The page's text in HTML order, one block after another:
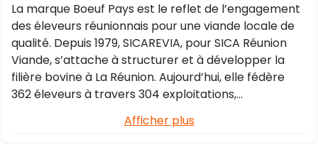
La marque Boeuf Pays est le reflet de l’engagement
des éleveurs réunionnais pour une viande locale de
qualité. Depuis 1979, SICAREVIA, pour SICA Réunion
Viande, s’attache à structurer et à développer la
filière bovine à La Réunion. Aujourd’hui, elle fédère
362 éleveurs à travers 304 exploitations,
Afficher plus